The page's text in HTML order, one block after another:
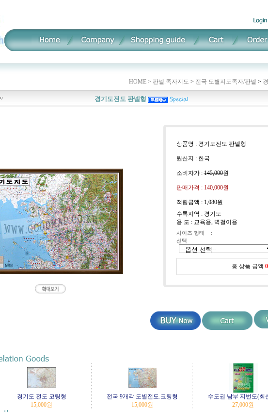
HOME > 판넬.족자지도 > 전국 도별지도족자/판넬 >
경기도전도 판넬형
상품명 : 경기도전도 판넬형
원산지 : 한국
소비자가 :145,000원
판매가격 : 140,000원
적립금액 : 1,080원
수록지역 : 경기도
용 도 : 교육용, 벽걸이용
사이즈 형태
선택
:
총 상품 금액 0
경기도 전도 코팅형 전국 9개각 도별전도.코팅형
수도권 남부 지번도(최
15,000원 15,000원 27,000원